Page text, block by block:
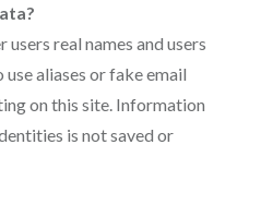
real names and users
aliases or fake email
on this site. Information
is not saved or